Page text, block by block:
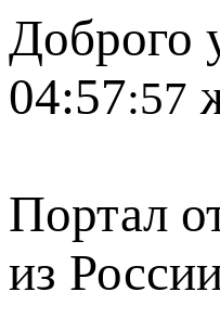
Доброго
04:57:57
Портал
из